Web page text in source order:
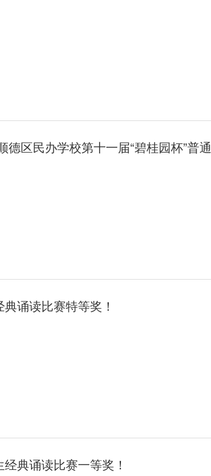
区民办学校第十一届“碧桂园杯”普通
诵读比赛特等奖！
典诵读比赛一等奖！